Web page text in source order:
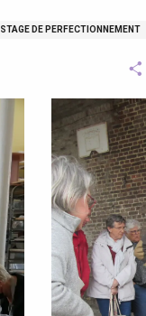
STAGE DE PERFECTIONNEMENT